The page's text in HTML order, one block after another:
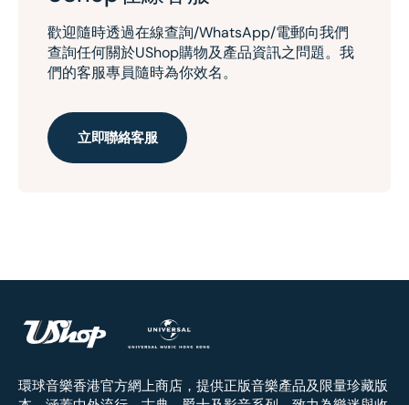
歡迎隨時透過在線查詢/WhatsApp/電郵向我們
查詢任何關於UShop購物及產品資訊之問題。我
們的客服專員隨時為你效名。
立即聯絡客服
環球音樂香港官方網上商店，提供正版音樂產品及限量珍藏版